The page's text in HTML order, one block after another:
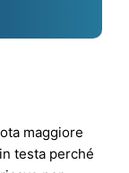
maggiore
testa perché